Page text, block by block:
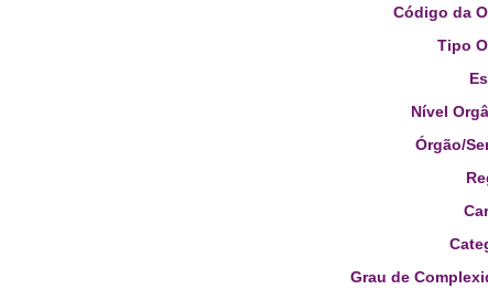
Código da
Tipo
Nível
Órgão/
Grau de